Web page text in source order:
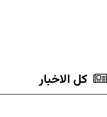
کل الاخبار